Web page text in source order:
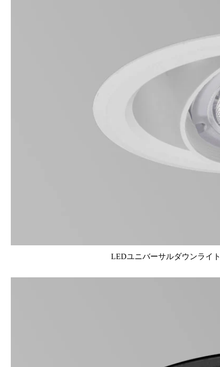
LEDユニバーサルダウンライ